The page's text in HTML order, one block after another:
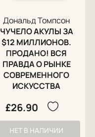
Дональд Томпсон
ЧУЧЕЛО АКУЛЫ ЗА
$12 МИЛЛИОНОВ.
ПРОДАНО! ВСЯ
ПРАВДА О РЫНКЕ
СОВРЕМЕННОГО
ИСКУССТВА
£26.90
НЕТ В НАЛИЧИИ